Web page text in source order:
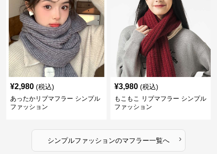
¥2,980 (税込)
あったかリブマフラー シンプル
ファッション
¥3,980 (税込)
もこもこ リブマフラー シンプル
ファッション
シンプルファッションのマフラー一覧へ ›